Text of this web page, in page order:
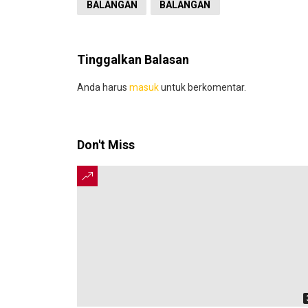
BALANGAN
BALANGAN
Tinggalkan Balasan
Anda harus masukuntuk berkomentar.
Don't Miss